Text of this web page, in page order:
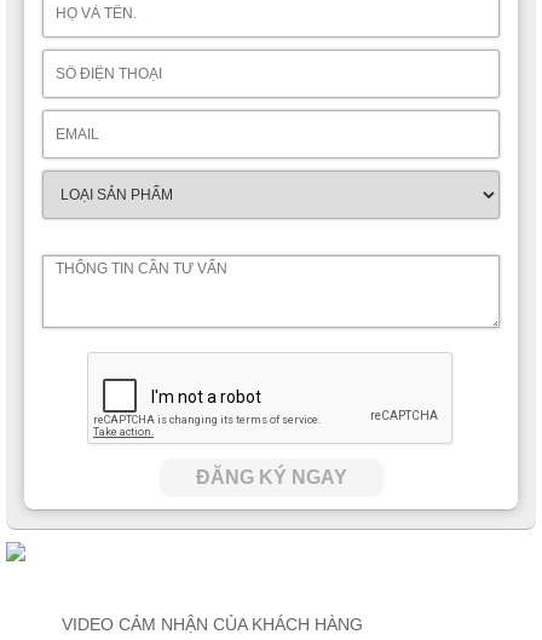
ĐĂNG KÝ NGAY
VIDEO CẢM NHẬN CỦA KHÁCH HÀNG